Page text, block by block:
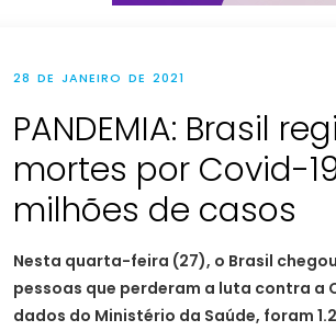
28 DE JANEIRO DE 2021
PANDEMIA: Brasil
mortes por Covid-
milhões de casos
Nesta quarta-feira (27), o Brasil chegou
pessoas que perderam a luta contra a
dados do Ministério da Saúde, foram